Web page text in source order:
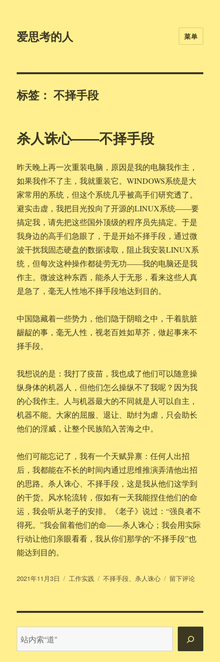
爱思考的人 菜单
标签：不择手段
杀人诛心——不择手段
昨天晚上再一次重装电脑，原因是我的电脑我作主，
如果我作不了主，我就重装它。WINDOWS系统是大
家常用的系统，但这个系统几乎被高手们研究透了。
避实击虚，我把目光投向了开源的LINUX系统——要
搞定我，请先把这些国外顶级的程序员先搞定。于是
我身边的高手们急眼了，于是开始不择手段，通过微
波干扰我固态硬盘的数据读取，阻止我安装LINUX系
统，但每次这种操作都徒劳无功——我的电脑还是我
作主。微波这种东西，能杀人于无形，看来这些人真
是急了，毫无人性地不择手段地达到目的。
中国隐藏着一些势力，他们隐于阴暗之中，干着肮脏
龌龊的事，毫无人性，视老百姓如草芥，做起事来不
择手段。
我想说的是：我打了疫苗，我也成了他们可以随意操
纵身体的机器人，但他们怎么操纵不了我呢？因为我
的心我作主。人与机器最大的不同就是人可以自主，
机器不能。大家的屈服、退让、助纣为虐，只会助长
他们的淫威，让整个民族陷入苦海之中。
他们可能忘记了，我有一个天赋异禀：任何人出招
后，我都能在不长的时间内通过思维推演弄清他出招
的思路。杀人诛心、不择手段，这是我从他们这学到
的干货。风水轮流转，假如有一天我能捏住他们的命
运，我会听从老子的安排。《老子》说过：“强良者不
得死。”我会留着他们的命——杀人诛心；我会用实际
行动让他们亲眼看看，我从你们那学的“不择手段”也
能达到目的。
发
2021年11月3日
分
工作实践
标
不择手段、杀人诛心
于
诛
——
择
留下评论
内